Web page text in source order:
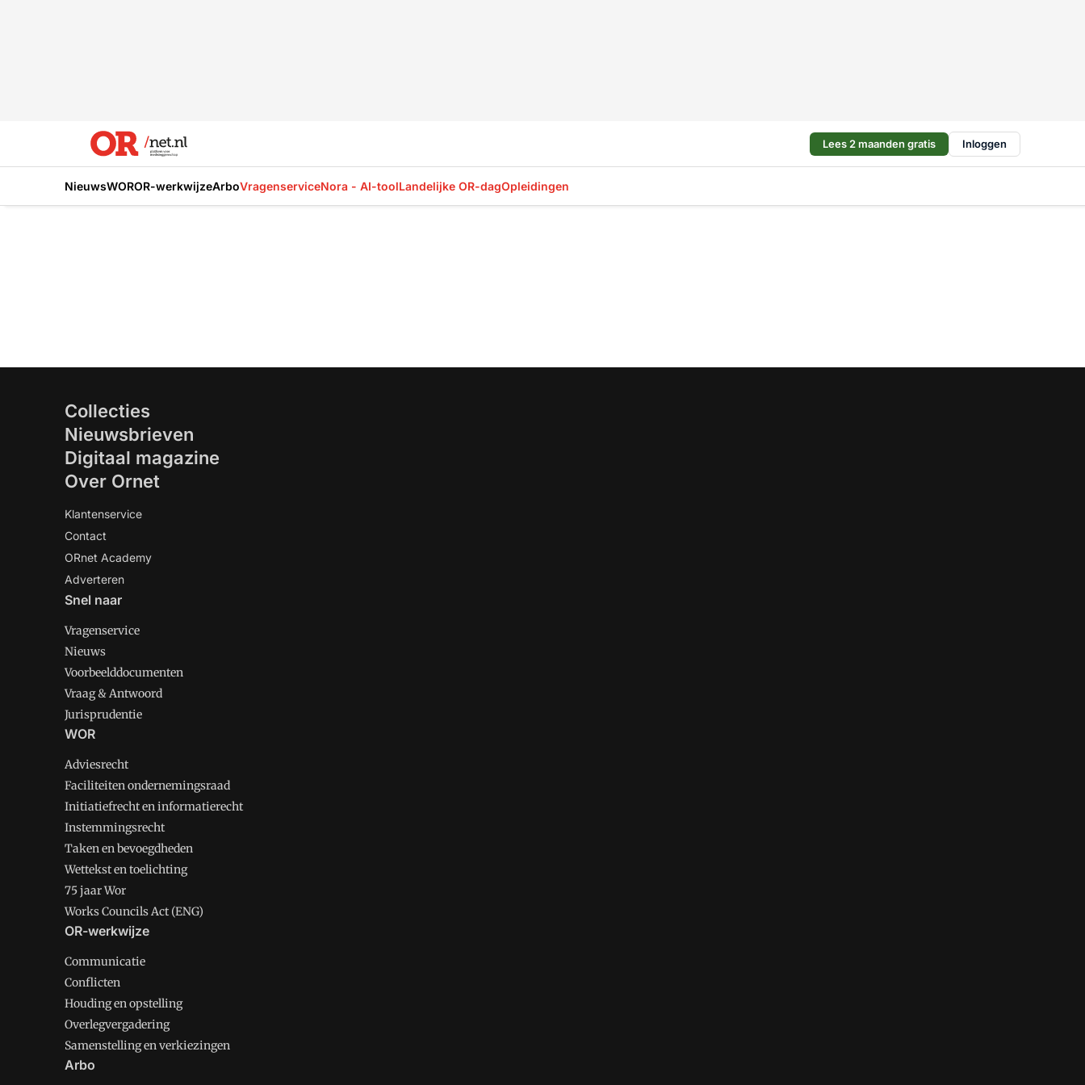
Lees 2 maanden gratis Inloggen
NieuwsWOROR-werkwijzeArboVragenserviceNora - AI-toolLandelijke OR-dagOpleidingen
Collecties
Nieuwsbrieven
Digitaal magazine
Over Ornet
Klantenservice
Contact
ORnet Academy
Adverteren
Snel naar
Vragenservice
Nieuws
Voorbeelddocumenten
Vraag & Antwoord
Jurisprudentie
WOR
Adviesrecht
Faciliteiten ondernemingsraad
Initiatiefrecht en informatierecht
Instemmingsrecht
Taken en bevoegdheden
Wettekst en toelichting
75 jaar Wor
Works Councils Act (ENG)
OR-werkwijze
Communicatie
Conflicten
Houding en opstelling
Overlegvergadering
Samenstelling en verkiezingen
Arbo